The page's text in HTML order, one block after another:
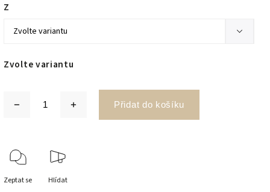
Zvolte variantu
Z
Přidat do košíku
Zeptat se Hlídat